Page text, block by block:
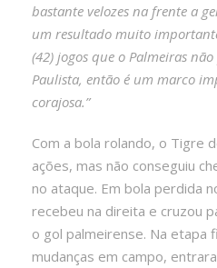
bastante velozes na frente a
um resultado muito
(42) jogos que o Palmeiras
Paulista, então é um marco
corajosa.”
Com a bola rolando, o Tigre
ações, mas não conseguiu
no ataque. Em bola perdida
recebeu na direita e cruzou
o gol palmeirense. Na etapa
mudanças em campo,